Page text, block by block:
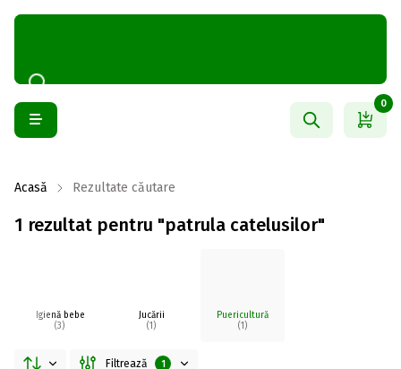
0
Acasă Rezultate căutare
1 rezultat pentru "patrula catelusilor"
Igienă bebe
(3)
Jucării
(1)
Puericultură
(1)
Filtrează 1